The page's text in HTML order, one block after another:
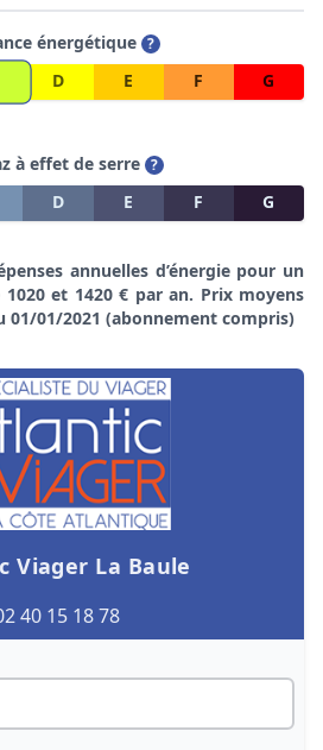
énergétique ?
D E F
G
à effet de serre ?
D E F
G
annuelles d’énergie pour un
et 1420 € par an. Prix moyens
01/01/2021 (abonnement compris)
Viager La Baule
40 15 18 78